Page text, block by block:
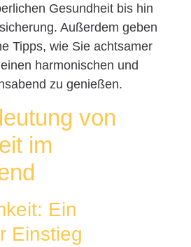
Gesundheit bis hin
Außerdem geben
Tipps, wie Sie achtsamer
harmonischen und
zu genießen.
von
im
Ein
Einstieg